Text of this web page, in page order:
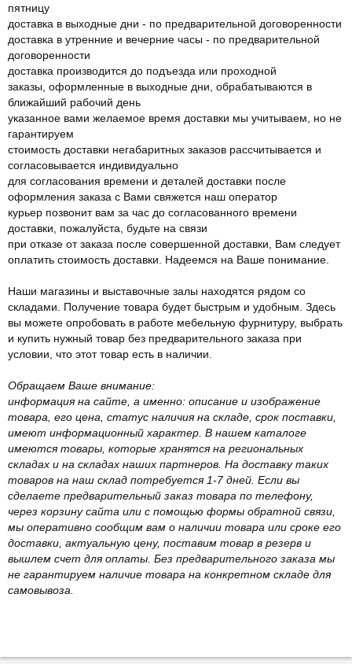
пятницу
доставка в выходные дни - по предварительной договоренности
доставка в утренние и вечерние часы - по предварительной
договоренности
доставка производится до подъезда или проходной
заказы, оформленные в выходные дни, обрабатываются в
ближайший рабочий день
указанное вами желаемое время доставки мы учитываем, но не
гарантируем
стоимость доставки негабаритных заказов рассчитывается и
согласовывается индивидуально
для согласования времени и деталей доставки после
оформления заказа с Вами свяжется наш оператор
курьер позвонит вам за час до согласованного времени
доставки, пожалуйста, будьте на связи
при отказе от заказа после совершенной доставки, Вам следует
оплатить стоимость доставки. Надеемся на Ваше понимание.
Наши магазины и выставочные залы находятся рядом со
складами. Получение товара будет быстрым и удобным. Здесь
вы можете опробовать в работе мебельную фурнитуру, выбрать
и купить нужный товар без предварительного заказа при
условии, что этот товар есть в наличии.
Обращаем Ваше внимание:
информация на сайте, а именно: описание и изображение
товара, его цена, статус наличия на складе, срок поставки,
имеют информационный характер. В нашем каталоге
имеются товары, которые хранятся на региональных
складах и на складах наших партнеров. На доставку таких
товаров на наш склад потребуется 1-7 дней. Если вы
сделаете предварительный заказ товара по телефону,
через корзину сайта или с помощью формы обратной связи,
мы оперативно сообщим вам о наличии товара или сроке его
доставки, актуальную цену, поставим товар в резерв и
вышлем счет для оплаты. Без предварительного заказа мы
не гарантируем наличие товара на конкретном складе для
самовывоза.